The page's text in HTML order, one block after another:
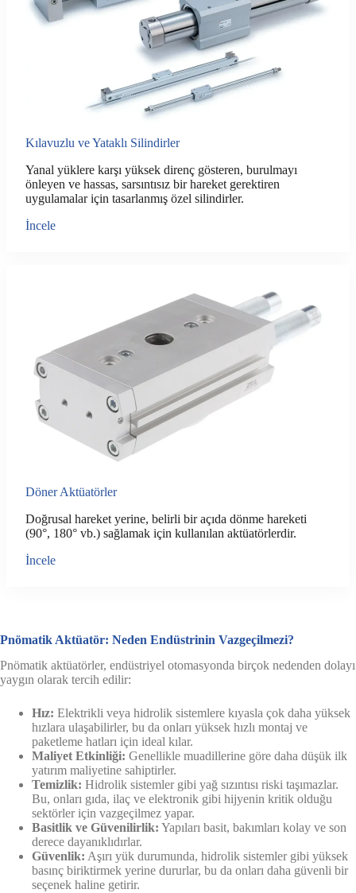
Kılavuzlu ve Yataklı Silindirler
Yanal yüklere karşı yüksek direnç gösteren, burulmayı
önleyen ve hassas, sarsıntısız bir hareket gerektiren
uygulamalar için tasarlanmış özel silindirler.
İncele
Döner Aktüatörler
Doğrusal hareket yerine, belirli bir açıda dönme hareketi
(90°, 180° vb.) sağlamak için kullanılan aktüatörlerdir.
İncele
Pnömatik Aktüatör: Neden Endüstrinin Vazgeçilmezi?
Pnömatik aktüatörler, endüstriyel otomasyonda birçok nedenden dolayı
yaygın olarak tercih edilir:
Hız: Elektrikli veya hidrolik sistemlere kıyasla çok daha yüksek
hızlara ulaşabilirler, bu da onları yüksek hızlı montaj ve
paketleme hatları için ideal kılar.
Maliyet Etkinliği: Genellikle muadillerine göre daha düşük ilk
yatırım maliyetine sahiptirler.
Temizlik: Hidrolik sistemler gibi yağ sızıntısı riski taşımazlar.
Bu, onları gıda, ilaç ve elektronik gibi hijyenin kritik olduğu
sektörler için vazgeçilmez yapar.
Basitlik ve Güvenilirlik: Yapıları basit, bakımları kolay ve son
derece dayanıklıdırlar.
Güvenlik: Aşırı yük durumunda, hidrolik sistemler gibi yüksek
basınç biriktirmek yerine dururlar, bu da onları daha güvenli bir
seçenek haline getirir.